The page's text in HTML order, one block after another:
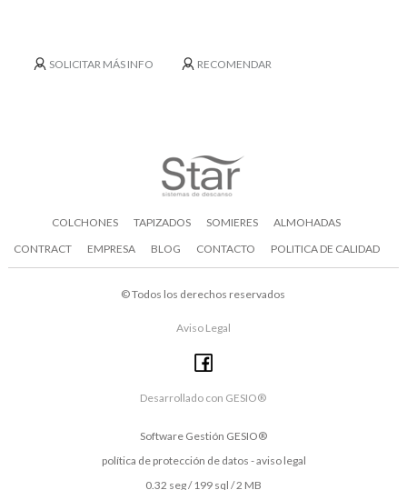
SOLICITAR MÁS INFO RECOMENDAR
COLCHONES TAPIZADOS SOMIERES
ALMOHADAS
CONTRACT
EMPRESA BLOG CONTACTO POLITICA DE CALIDAD
©Todos los derechos reservados
Aviso Legal
Desarrollado con GESIO®
Software Gestión GESIO®
política de protección de datos -aviso legal
0.32 seg /199 sql / 2 MB